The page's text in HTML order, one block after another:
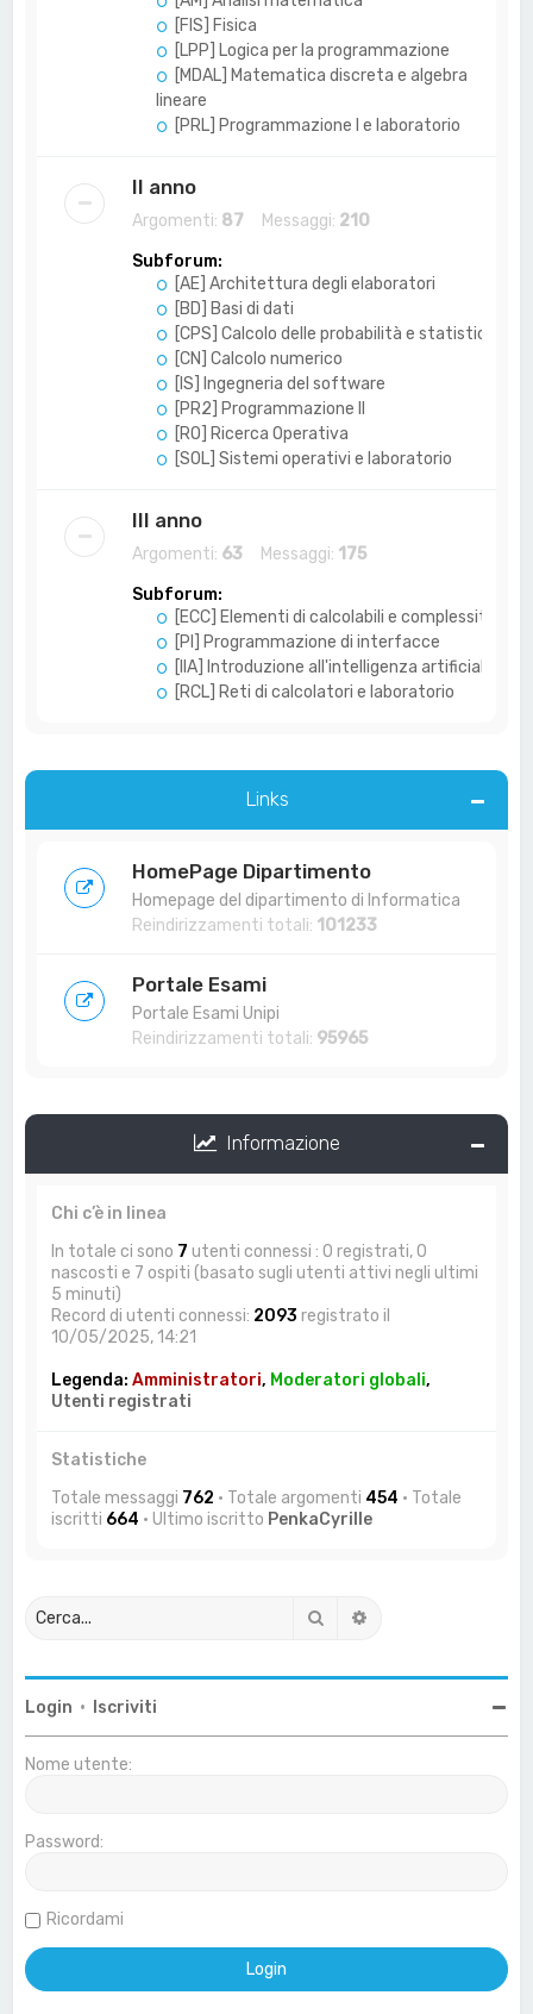
[FIS] Fisica
[LPP] Logica per la programmazione
[MDAL] Matematica discreta e algebra
lineare
[PRL] Programmazione I e laboratorio
II anno
Argomenti: 87 Messaggi: 210
Subforum:
[AE] Architettura degli elaboratori
[BD] Basi di dati
[CPS] Calcolo delle probabilità e statistica
[CN] Calcolo numerico
[IS] Ingegneria del software
[PR2] Programmazione II
[RO] Ricerca Operativa
[SOL] Sistemi operativi e laboratorio
III anno
Argomenti: 63 Messaggi: 175
Subforum:
[ECC] Elementi di calcolabili e complessità
[PI] Programmazione di interfacce
[IIA] Introduzione all'intelligenza artificiale
[RCL] Reti di calcolatori e laboratorio
Links
HomePage Dipartimento
Homepage del dipartimento di Informatica
Reindirizzamenti totali: 101233
Portale Esami
Portale Esami Unipi
Reindirizzamenti totali: 95965
Informazione
Chi c’è in linea
In totale ci sono 7 utenti connessi : 0 registrati, 0
nascosti e 7 ospiti (basato sugli utenti attivi negli ultimi
5 minuti)
Record di utenti connessi: 2093 registrato il
10/05/2025, 14:21
Legenda:Amministratori, Moderatori globali,
Utenti registrati
Statistiche
Totale messaggi 762 • Totale argomenti 454 • Totale
iscritti 664 • Ultimo iscritto PenkaCyrille
Cerca
Login • Iscriviti
Nome utente:
Password:
Ricordami